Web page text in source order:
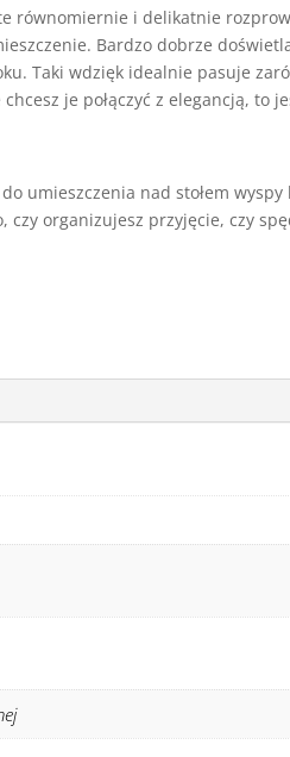
równomiernie i delikatnie
Bardzo dobrze
Taki wdzięk idealnie pasuje
je połączyć z elegancją, to
umieszczenia nad stołem
organizujesz przyjęcie, czy